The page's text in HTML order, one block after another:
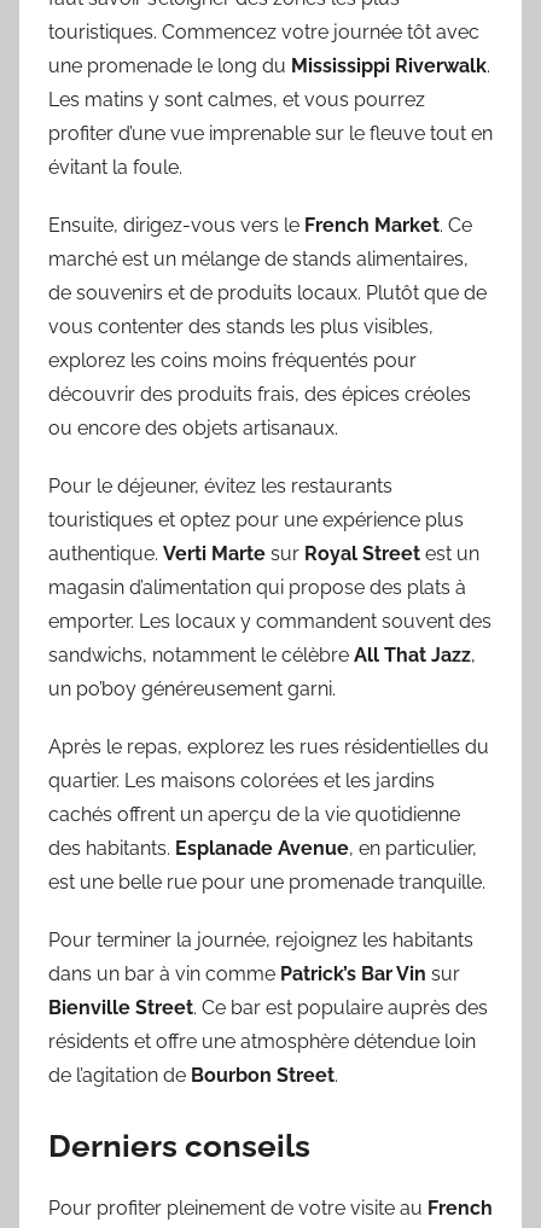
touristiques. Commencez votre journée tôt avec
une promenade le long du Mississippi Riverwalk.
Les matins y sont calmes, et vous pourrez
profiter d’une vue imprenable sur le fleuve tout en
évitant la foule.
Ensuite, dirigez-vous vers le French Market. Ce
marché est un mélange de stands alimentaires,
de souvenirs et de produits locaux. Plutôt que de
vous contenter des stands les plus visibles,
explorez les coins moins fréquentés pour
découvrir des produits frais, des épices créoles
ou encore des objets artisanaux.
Pour le déjeuner, évitez les restaurants
touristiques et optez pour une expérience plus
authentique. Verti Marte sur Royal Street est un
magasin d’alimentation qui propose des plats à
emporter. Les locaux y commandent souvent des
sandwichs, notamment le célèbre All That Jazz,
un po’boy généreusement garni.
Après le repas, explorez les rues résidentielles du
quartier. Les maisons colorées et les jardins
cachés offrent un aperçu de la vie quotidienne
des habitants. Esplanade Avenue, en particulier,
est une belle rue pour une promenade tranquille.
Pour terminer la journée, rejoignez les habitants
dans un bar à vin comme Patrick’s Bar Vin sur
Bienville Street. Ce bar est populaire auprès des
résidents et offre une atmosphère détendue loin
de l’agitation de Bourbon Street.
Derniers conseils
Pour profiter pleinement de votre visite au French